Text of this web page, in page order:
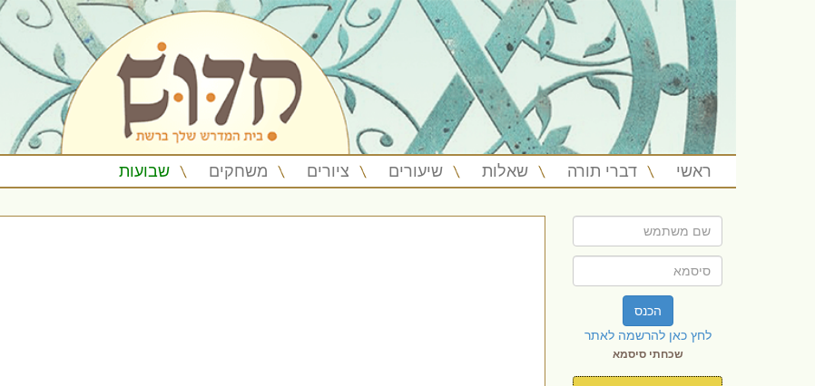
ראשי דברי תורה שאלות שיעורים ציורים משחקים שבועות
הכנס
לחץ כאן להרשמה לאתר
שכחתי סיסמא